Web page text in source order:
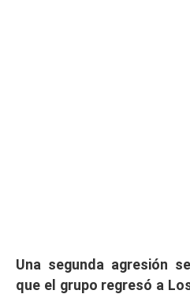
Una segunda agresión
que el grupo regresó a